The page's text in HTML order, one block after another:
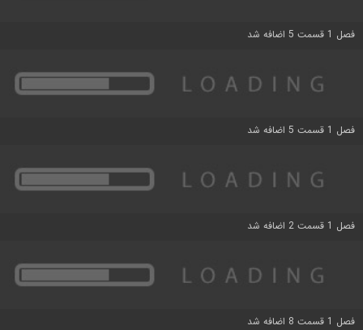
فصل 1 قسمت 5 اضافه شد
فصل 1 قسمت 5 اضافه شد
فصل 1 قسمت 2 اضافه شد
فصل 1 قسمت 8 اضافه شد